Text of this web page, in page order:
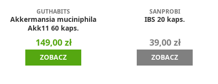
GUTHABITS
Akkermansia muciniphila
Akk11 60 kaps.
149,00 zł
ZOBACZ
SANPROBI
IBS 20 kaps.
39,00 zł
ZOBACZ